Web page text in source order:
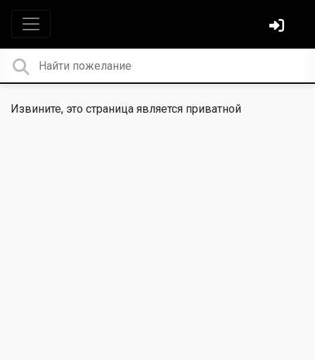
Извините, это страница является приватной